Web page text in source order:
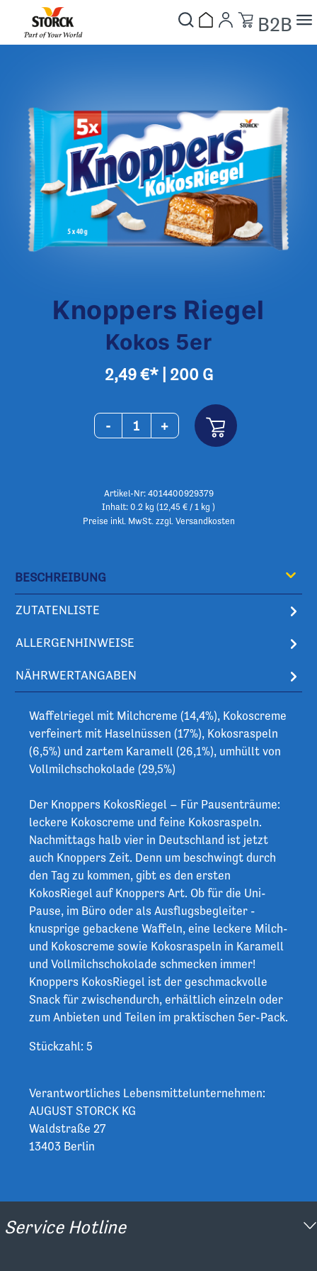
B2B
Knoppers Riegel
Kokos 5er
2,49 €*| 200 G
- +
Artikel-Nr: 4014400929379
Inhalt: 0.2 kg (12,45 € / 1 kg )
Preise inkl. MwSt. zzgl. Versandkosten
BESCHREIBUNG
ZUTATENLISTE
ALLERGENHINWEISE
NÄHRWERTANGABEN
Waffelriegel mit Milchcreme (14,4%), Kokoscreme
verfeinert mit Haselnüssen (17%), Kokosraspeln
(6,5%) und zartem Karamell (26,1%), umhüllt von
Vollmilchschokolade (29,5%)
Der Knoppers KokosRiegel – Für Pausenträume:
leckere Kokoscreme und feine Kokosraspeln.
Nachmittags halb vier in Deutschland ist jetzt
auch Knoppers Zeit. Denn um beschwingt durch
den Tag zu kommen, gibt es den ersten
KokosRiegel auf Knoppers Art. Ob für die Uni-
Pause, im Büro oder als Ausflugsbegleiter -
knusprige gebackene Waffeln, eine leckere Milch-
und Kokoscreme sowie Kokosraspeln in Karamell
und Vollmilchschokolade schmecken immer!
Knoppers KokosRiegel ist der geschmackvolle
Snack für zwischendurch, erhältlich einzeln oder
zum Anbieten und Teilen im praktischen 5er-Pack.
Stückzahl: 5
Verantwortliches Lebensmittelunternehmen:
AUGUST STORCK KG
Waldstraße 27
13403 Berlin
Service Hotline